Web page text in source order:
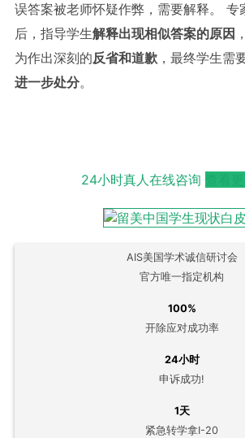
误答案被老师怀疑作弊，需要解释。 专
后，指导学生解释出现相似答案的原因
为作出深刻的反省和道歉 ，最终学生需
进一步处分。
24小时真人在线咨询
AIS美国学术诚信研讨会
官方唯一指定机构
100%
开除应对成功率
24小时
申诉成功!
1天
紧急转学拿I-20